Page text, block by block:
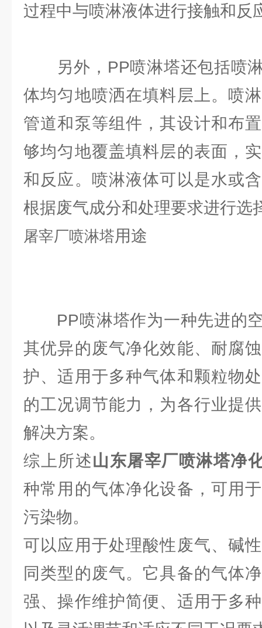
过程中与喷淋液体进行接触和反
另外，PP喷淋塔还包括喷淋
体均匀地喷洒在填料层上。喷
管道和泵等组件，其设计和布
够均匀地覆盖填料层的表面，
和反应。喷淋液体可以是水或
根据废气成分和处理要求进行选
屠宰厂喷淋塔用途
PP喷淋塔作为一种先进的空
其优异的废气净化效能、耐腐
护、适用于多种气体和颗粒物
的工况调节能力，为各行业提
解决方案。
综上所述山东屠宰厂喷淋塔净
种常用的气体净化设备，可用
污染物。
可以应用于处理酸性废气、碱
同类型的废气。它具备的气体
强、操作维护简便、适用于多